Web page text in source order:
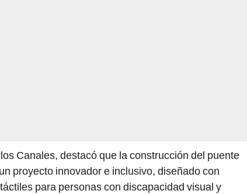
Canales, destacó que la construcción del puente
proyecto innovador e inclusivo, diseñado con
para personas con discapacidad visual y